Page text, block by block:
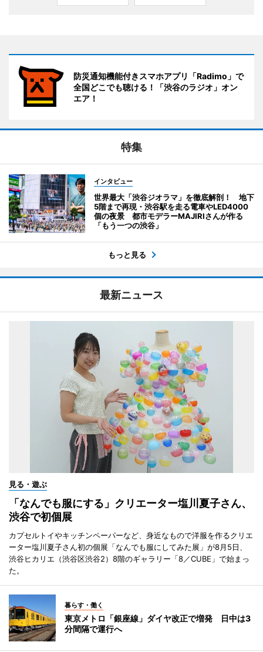
防災通知機能付きスマホアプリ「Radimo」で
全国どこでも聴ける！「渋谷のラジオ」オン
エア！
特集
インタビュー
世界最大「渋谷ジオラマ」を徹底解剖！ 地下
5階まで再現・渋谷駅を走る電車やLED4000
個の夜景 都市モデラーMAJIRIさんが作る
「もう一つの渋谷」
もっと見る
最新ニュース
見る・遊ぶ
「なんでも服にする」クリエーター塩川夏子さん、
渋谷で初個展
カプセルトイやキッチンペーパーなど、身近なもので洋服を作るクリエ
ーター塩川夏子さん初の個展「なんでも服にしてみた展」が8月5日、
渋谷ヒカリエ（渋谷区渋谷2）8階のギャラリー「8／CUBE」で始まっ
た。
暮らす・働く
東京メトロ「銀座線」ダイヤ改正で増発 日中は3
分間隔で運行へ